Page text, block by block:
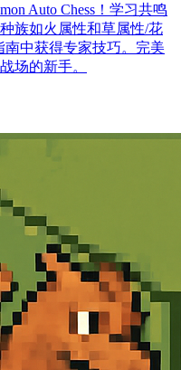
Auto Chess！学习共鸣
族如火属性和草属性/花
南中获得专家技巧。完美
场的新手。